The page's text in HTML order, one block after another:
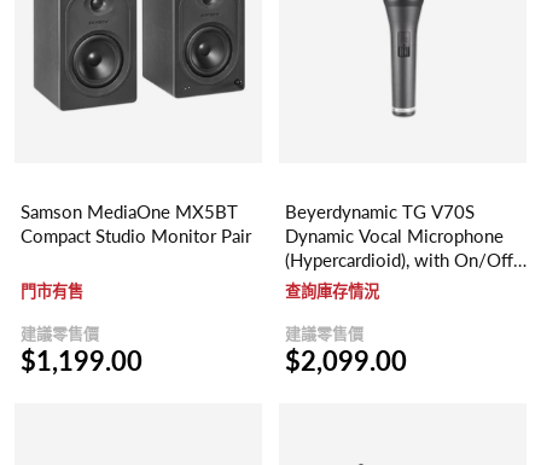
Samson MediaOne MX5BT
Compact Studio Monitor Pair
門市有售
建議零售價
$1,199.00
Beyerdynamic TG V70S
Dynamic Vocal Microphone
(Hypercardioid), with On/Off
switch
查詢庫存情況
建議零售價
$2,099.00